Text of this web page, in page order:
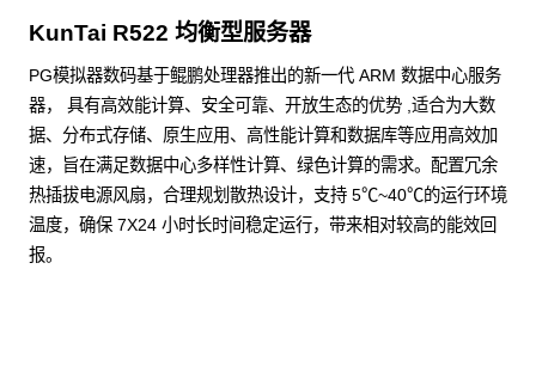
KunTai R522 均衡型服务器
PG模拟器数码基于鲲鹏处理器推出的新一代 ARM 数据中心服务
器， 具有高效能计算、安全可靠、开放生态的优势 ,适合为大数
据、分布式存储、原生应用、高性能计算和数据库等应用高效加
速，旨在满足数据中心多样性计算、绿色计算的需求。配置冗余
热插拔电源风扇，合理规划散热设计，支持 5℃~40℃的运行环境
温度，确保 7X24 小时长时间稳定运行，带来相对较高的能效回
报。